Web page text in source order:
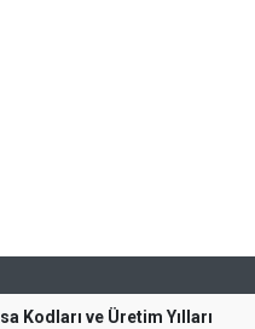
Kodları ve Üretim Yılları